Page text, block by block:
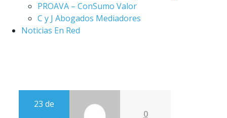
PROAVA – ConSumo Valor
C y J Abogados Mediadores
Noticias En Red
23 de
0